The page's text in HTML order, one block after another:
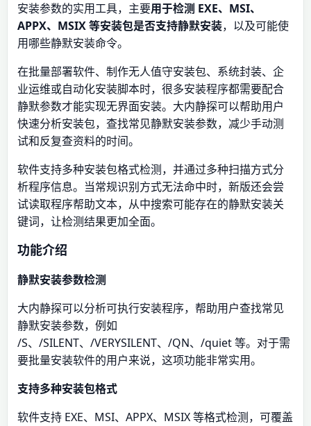
安装参数的实用工具，主要用于检测 EXE、MSI、
APPX、MSIX 等安装包是否支持静默安装，以及可能使
用哪些静默安装命令。
在批量部署软件、制作无人值守安装包、系统封装、企
业运维或自动化安装脚本时，很多安装程序都需要配合
静默参数才能实现无界面安装。大内静探可以帮助用户
快速分析安装包，查找常见静默安装参数，减少手动测
试和反复查资料的时间。
软件支持多种安装包格式检测，并通过多种扫描方式分
析程序信息。当常规识别方式无法命中时，新版还会尝
试读取程序帮助文本，从中搜索可能存在的静默安装关
键词，让检测结果更加全面。
功能介绍
静默安装参数检测
大内静探可以分析可执行安装程序，帮助用户查找常见
静默安装参数，例如
/S、/SILENT、/VERYSILENT、/QN、/quiet 等。对于需
要批量安装软件的用户来说，这项功能非常实用。
支持多种安装包格式
软件支持 EXE、MSI、APPX、MSIX 等格式检测，可覆盖